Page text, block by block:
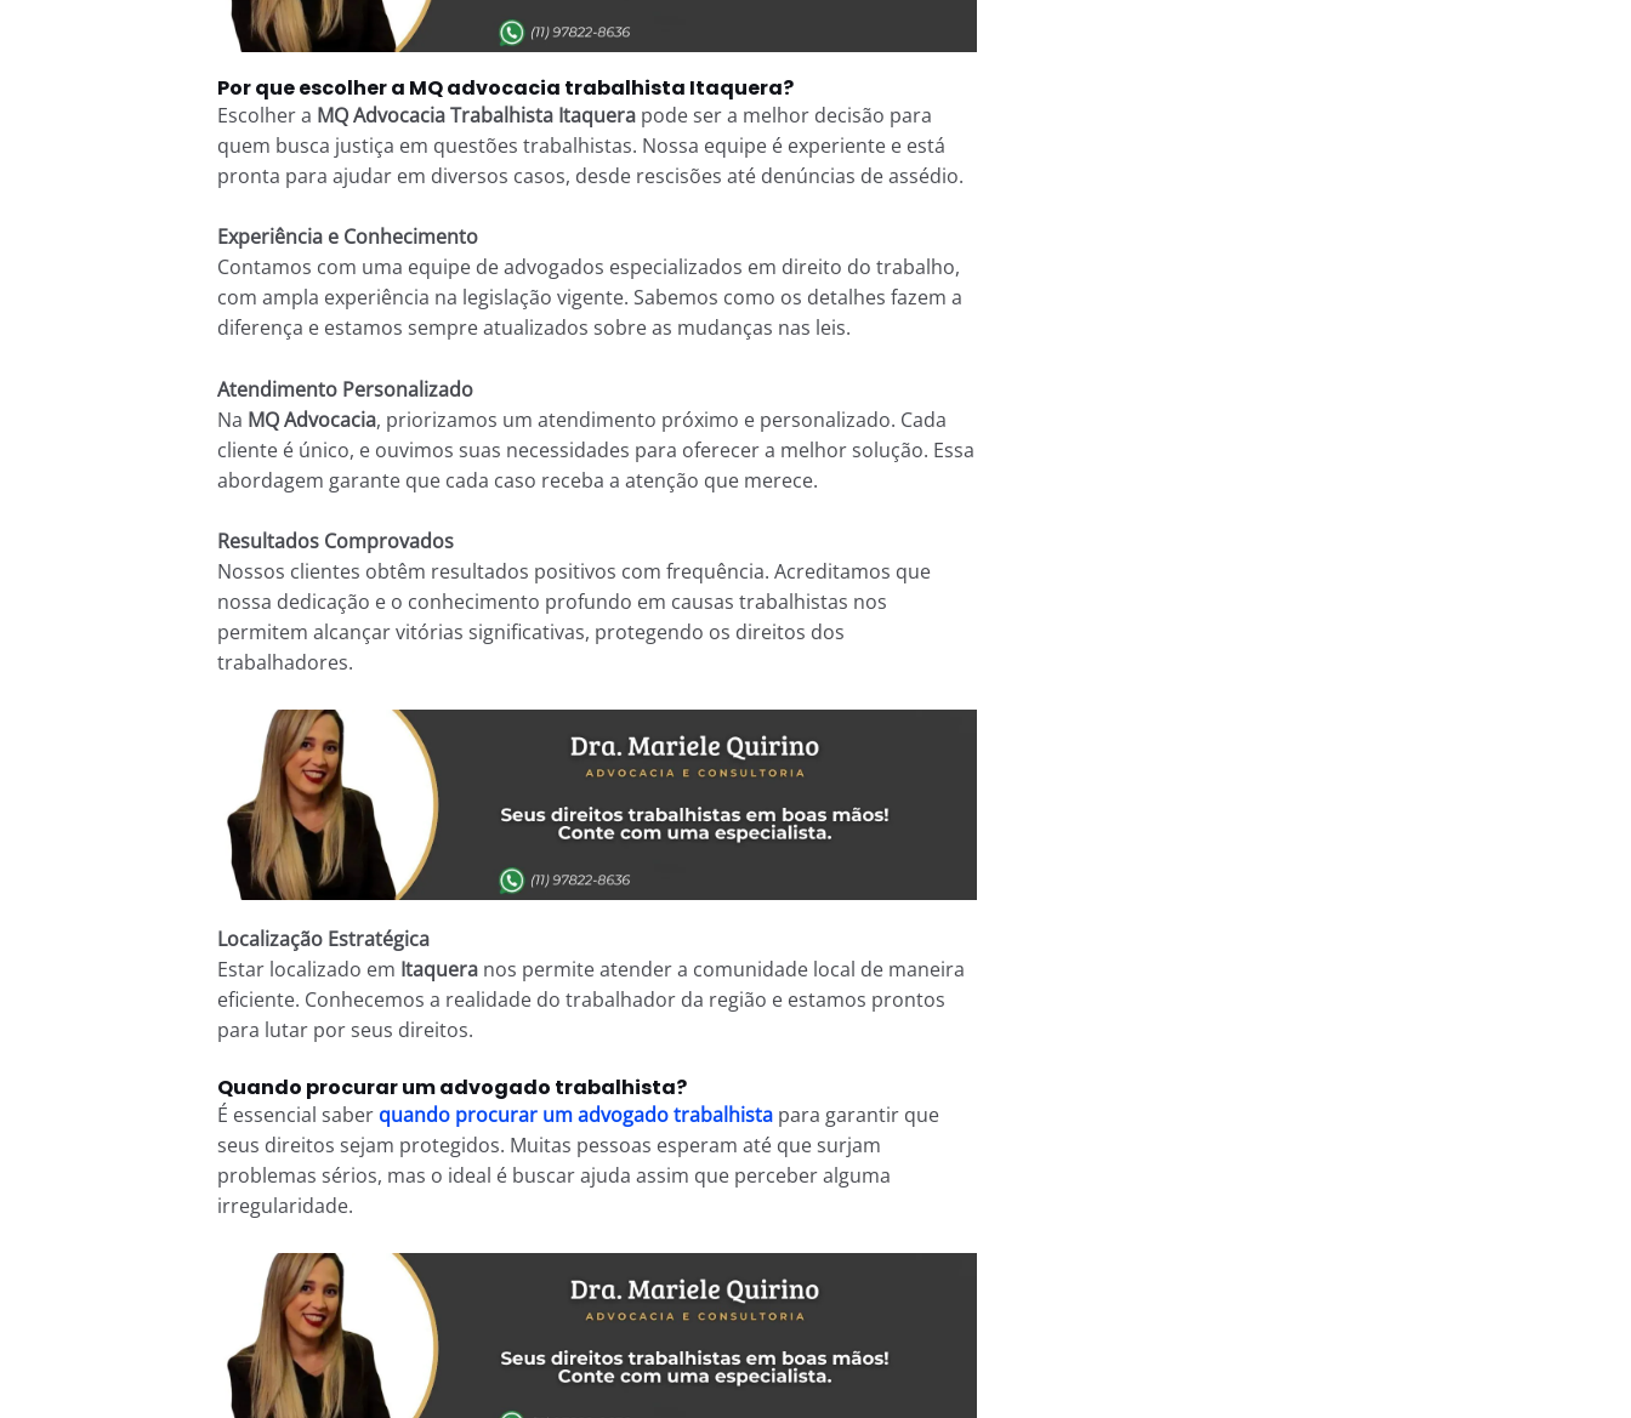
Por que escolher a MQ advocacia trabalhista Itaquera?
Escolher a MQ Advocacia Trabalhista Itaquerapode ser a melhor decisão para
quem busca justiça em questões trabalhistas. Nossa equipe é experiente e está
pronta para ajudar em diversos casos, desde rescisões até denúncias de assédio.
Experiência e Conhecimento
Contamos com uma equipe de advogados especializados em direito do trabalho,
com ampla experiência na legislação vigente. Sabemos como os detalhes fazem a
diferença e estamos sempre atualizados sobre as mudanças nas leis.
Atendimento Personalizado
Na MQ Advocacia, priorizamos um atendimento próximo e personalizado. Cada
cliente é único, e ouvimos suas necessidades para oferecer a melhor solução. Essa
abordagem garante que cada caso receba a atenção que merece.
Resultados Comprovados
Nossos clientes obtêm resultados positivos com frequência. Acreditamos que
nossa dedicação e o conhecimento profundo em causas trabalhistas nos
permitem alcançar vitórias significativas, protegendo os direitos dos
trabalhadores.
Localização Estratégica
Estar localizado em Itaqueranos permite atender a comunidade local de maneira
eficiente. Conhecemos a realidade do trabalhador da região e estamos prontos
para lutar por seus direitos.
Quando procurar um advogado trabalhista?
É essencial saber quando procurar um advogado trabalhistapara garantir que
seus direitos sejam protegidos. Muitas pessoas esperam até que surjam
problemas sérios, mas o ideal é buscar ajuda assim que perceber alguma
irregularidade.